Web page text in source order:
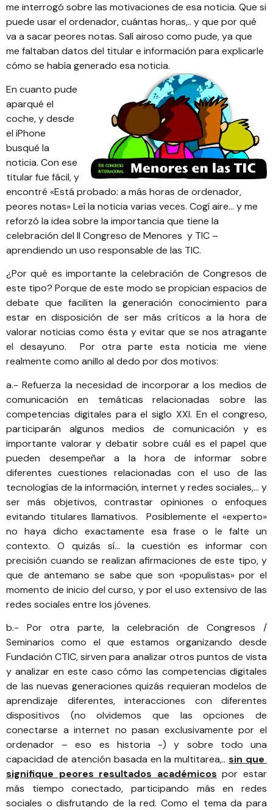
me interrogó sobre las motivaciones de esa noticia. Que si
puede usar el ordenador, cuántas horas,.. y que por qué
va a sacar peores notas. Salí airoso como pude, ya que
me faltaban datos del titular e información para explicarle
cómo se había generado esa noticia.
En cuanto pude
aparqué el
coche, y desde
el iPhone
busqué la
noticia. Con ese
titular fue fácil, y
encontré «Está probado: a más horas de ordenador,
peores notas»Leí la noticia varias veces. Cogí aire… y me
reforzó la idea sobre la importancia que tiene la
celebración del II Congreso de Menores y TIC –
aprendiendo un uso responsable de las TIC.
¿Por qué es importante la celebración de Congresos de
este tipo? Porque de este modo se propician espacios de
debate que faciliten la generación conocimiento para
estar en disposición de ser más críticos a la hora de
valorar noticias como ésta y evitar que se nos atragante
el desayuno. Por otra parte esta noticia me viene
realmente como anillo al dedo por dos motivos:
a.- Refuerza la necesidad de incorporar a los medios de
comunicación en temáticas relacionadas sobre las
competencias digitales para el siglo XXI. En el congreso,
participarán algunos medios de comunicación y es
importante valorar y debatir sobre cuál es el papel que
pueden desempeñar a la hora de informar sobre
diferentes cuestiones relacionadas con el uso de las
tecnologías de la información, internet y redes sociales,… y
ser más objetivos, contrastar opiniones o enfoques
evitando titulares llamativos. Posiblemente el «experto»
no haya dicho exactamente esa frase o le falte un
contexto. O quizás sí… la cuestión es informar con
precisión cuando se realizan afirmaciones de este tipo, y
que de antemano se sabe que son «populistas» por el
momento de inicio del curso, y por el uso extensivo de las
redes sociales entre los jóvenes.
b.- Por otra parte, la celebración de Congresos /
Seminarios como el que estamos organizando desde
Fundación CTIC, sirven para analizar otros puntos de vista
y analizar en este caso cómo las competencias digitales
de las nuevas generaciones quizás requieran modelos de
aprendizaje diferentes, interacciones con diferentes
dispositivos (no olvidemos que las opciones de
conectarse a internet no pasan exclusivamente por el
ordenador – eso es historia -) y sobre todo una
capacidad de atención basada en la multitarea,..sin que
signifique peores resultados académicos por estar
más tiempo conectado, participando más en redes
sociales o disfrutando de la red. Como el tema da para